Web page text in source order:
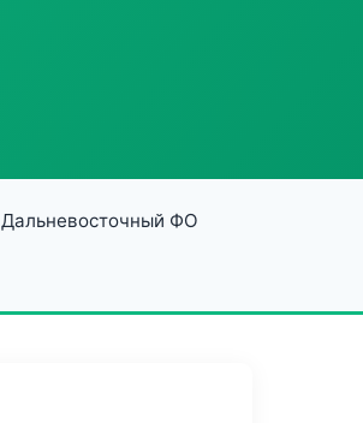
Дальневосточный ФО